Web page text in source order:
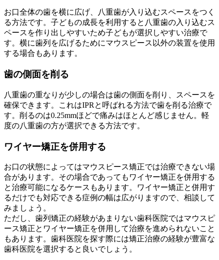
お口全体の歯を横に広げ、八重歯が入り込むスペースをつく
る方法です。子どもの成長を利用すると八重歯の入り込むス
ペースを作り出しやすいため子どもが選択しやすい治療で
す。横に歯列を広げるためにマウスピース以外の装置を使用
する場合もあります。
歯の側面を削る
八重歯の重なりが少しの場合は歯の側面を削り、スペースを
確保できます。これはIPRと呼ばれる方法で歯を削る治療で
す。削るのは0.25mmほどで痛みはほとんど感じません。軽
度の八重歯の方が選択できる方法です。
ワイヤー矯正を併用する
お口の状態によってはマウスピース矯正では治療できない場
合があります。その場合であってもワイヤー矯正を併用する
と治療可能になるケースもあります。ワイヤー矯正と併用す
るだけでも対応できる症例の幅は広がりますので、相談して
みましょう。
ただし、歯列矯正の経験があまりない歯科医院ではマウスピ
ース矯正とワイヤー矯正を併用して治療を進められないこと
もあります。歯科医院を探す際には矯正治療の経験が豊富な
歯科医院を選択すると良いでしょう。